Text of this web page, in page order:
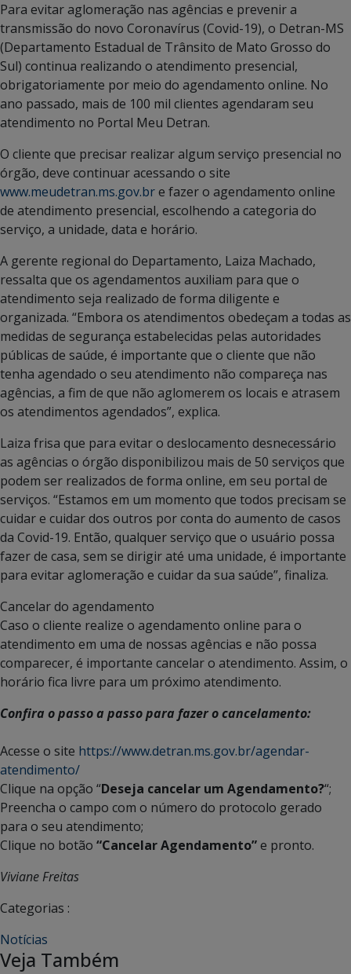
Para evitar aglomeração nas agências e prevenir a
transmissão do novo Coronavírus (Covid-19), o Detran-MS
(Departamento Estadual de Trânsito de Mato Grosso do
Sul) continua realizando o atendimento presencial,
obrigatoriamente por meio do agendamento online. No
ano passado, mais de 100 mil clientes agendaram seu
atendimento no Portal Meu Detran.
O cliente que precisar realizar algum serviço presencial no
órgão, deve continuar acessando o site
www.meudetran.ms.gov.bre fazer o agendamento online
de atendimento presencial, escolhendo a categoria do
serviço, a unidade, data e horário.
A gerente regional do Departamento, Laiza Machado,
ressalta que os agendamentos auxiliam para que o
atendimento seja realizado de forma diligente e
organizada. “Embora os atendimentos obedeçam a todas as
medidas de segurança estabelecidas pelas autoridades
públicas de saúde, é importante que o cliente que não
tenha agendado o seu atendimento não compareça nas
agências, a fim de que não aglomerem os locais e atrasem
os atendimentos agendados”, explica.
Laiza frisa que para evitar o deslocamento desnecessário
as agências o órgão disponibilizou mais de 50 serviços que
podem ser realizados de forma online, em seu portal de
serviços. “Estamos em um momento que todos precisam se
cuidar e cuidar dos outros por conta do aumento de casos
da Covid-19. Então, qualquer serviço que o usuário possa
fazer de casa, sem se dirigir até uma unidade, é importante
para evitar aglomeração e cuidar da sua saúde”, finaliza.
Cancelar do agendamento
Caso o cliente realize o agendamento online para o
atendimento em uma de nossas agências e não possa
comparecer, é importante cancelar o atendimento. Assim, o
horário fica livre para um próximo atendimento.
Confira o passo a passo para fazer o cancelamento:
Acesse o site https://www.detran.ms.gov.br/agendar-
atendimento/
Clique na opção “Deseja cancelar um Agendamento?“;
Preencha o campo com o número do protocolo gerado
para o seu atendimento;
Clique no botão “Cancelar Agendamento”e pronto.
Viviane Freitas
Categorias :
Notícias
Veja Também